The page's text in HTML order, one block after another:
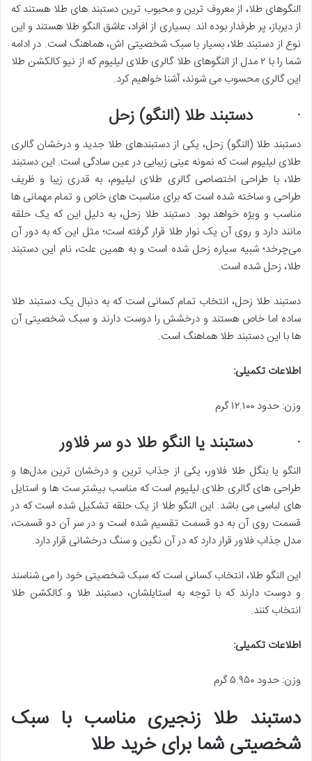
النگوهای طلا، از معروف ترین و محبوب ترین دستبند های طلا هستند که
از دیرباز، پر طرفدار بوده اند. بسیاری از افراد، عاشق النگو طلا هستند و این
نوع از دستبند طلا، بسیار با سبک شخصیتی اش، هماهنگ است. در ادامه
شما را با ۲ مدل از النگوهای طلا گالری طلای لیلیوم که از نیو کالکشن طلا
این گالری محسوب می شوند، آشنا خواهیم کرد.
· دستبند طلا (النگو) زحل
دستبند طلا (النگو) زحل، یکی از دستبندهای طلا جدید و درخشان گالری
طلای لیلیوم است که نمونه عینی زیبایی در عین سادگی است. این دستبند
طلا، با طراحی اختصاصی گالری طلای لیلیوم، به قدری زیبا و ظریف
طراحی و ساخته شده است که برای مناسبت ‌های خاص و تمام مهمانی‌ ها
مناسب و ویژه خواهد بود. دستبند طلا زحل، به دلیل این که یک حلقه
مانند دارد و روی آن یک نوار طلا قرار گرفته است؛ مثل این که به دور آن
می‌چرخد؛ شبیه سیاره زحل شده است و به همین علت، نام این دستبند
طلا، زحل شده است.
دستبند طلا زحل، انتخاب تمام کسانی است که به دنبال یک دستبند طلا
ساده اما خاص هستند و درخشش را دوست دارند و سبک شخصیتی آن
ها با این دستبند طلا هماهنگ است.
اطلاعات تکمیلی:
وزن: حدود ۱۲.۱۰۰ گرم
· دستبند یا النگو طلا دو سر فلاور
النگو یا بنگل طلا فلاور، یکی از جذاب ‌ترین و درخشان‌ ترین مدل‌ها و
طراحی‌ های گالری طلای لیلیوم است که مناسب بیشتر ست ‌ها و استایل‌
های لباسی می ‌باشد. این النگو طلا از یک حلقه تشکیل شده است که در
قسمت روی آن به دو قسمت تقسیم شده است و در سر آن دو قسمت،
مدل جذاب فلاور قرار دارد که در آن نگین و سنگ درخشانی قرار دارد.
این النگو طلا، انتخاب کسانی است که سبک شخصیتی خود را می شناسند
و دوست دارند که با توجه به استایلشان، دستبند طلا و کالکشن طلا
انتخاب کنند.
اطلاعات تکمیلی:
وزن: حدود ۵.۹۵۰ گرم
دستبند طلا زنجیری مناسب با سبک
شخصیتی شما برای خرید طلا